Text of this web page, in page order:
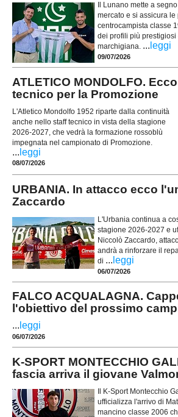
Il Lunano mette a
mercato e si assicura le
centrocampista classe
dei profili più
marchigiana. ... leggi
09/07/2026
ATLETICO MONDOLFO.
tecnico per la Promozione
L'Atletico Mondolfo 1952 riparte dalla continuità
anche nello staff tecnico in vista della stagione
2026-2027, che vedrà la formazione rossoblù
impegnata nel campionato di Promozione.
... leggi
08/07/2026
URBANIA. In attacco ecco
Zaccardo
L'Urbania continua a
stagione 2026-2027 e
Niccolò Zaccardo,
andrà a rinforzare il
di ... leggi
06/07/2026
FALCO ACQUALAGNA.
l'obiettivo del prossimo
... leggi
06/07/2026
K-SPORT MONTECCHIO
fascia arriva il giovane
Il K-Sport Montecchio
ufficializza l'arrivo di
mancino classe 2006